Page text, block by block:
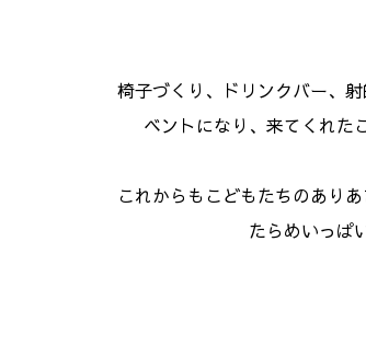
椅子づくり、ドリンクバー、
ベントになり、来てくれた
これからもこどもたちのあり
たらめいっぱ